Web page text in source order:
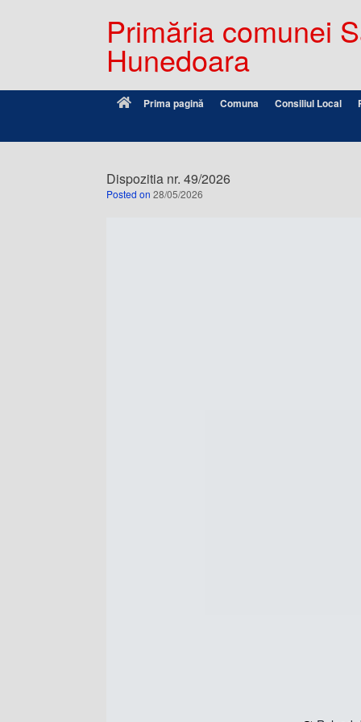
Primăria comunei
Hunedoara
Prima pagină Comuna Consiliul Local
Dispozitia nr. 49/2026
Posted on 28/05/2026